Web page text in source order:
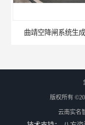
曲靖空降闸系统生成
版权所有
云南实名